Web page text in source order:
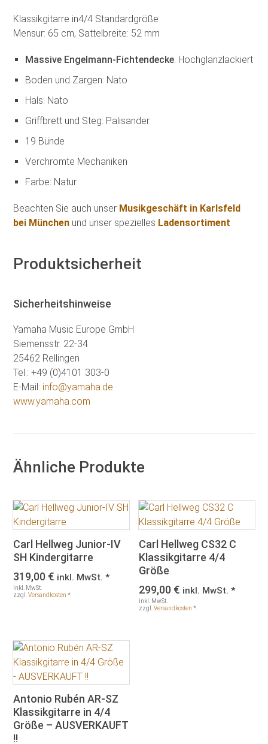
Klassikgitarre in4/4 Standardgröße
Mensur: 65 cm, Sattelbreite: 52 mm
Massive Engelmann-Fichtendecke. Hochglanzlackiert
Boden und Zargen: Nato
Hals: Nato
Griffbrett und Steg: Palisander
19 Bünde
Verchromte Mechaniken
Farbe: Natur
Beachten Sie auch unser Musikgeschäft in Karlsfeld
bei München und unser spezielles Ladensortiment
Produktsicherheit
Sicherheitshinweise
Yamaha Music Europe GmbH
Siemensstr. 22-34
25462 Rellingen
Tel.: +49 (0)4101 303-0
E-Mail: info@yamaha.de
www.yamaha.com
Ähnliche Produkte
Carl Hellweg Junior-IV
SH Kindergitarre
319,00 € inkl. MwSt. *
inkl. MwSt.
zzgl.Versandkosten *
Carl Hellweg CS32 C
Klassikgitarre 4/4
Größe
299,00 € inkl. MwSt. *
inkl. MwSt.
zzgl.Versandkosten *
Antonio Rubén AR-SZ
Klassikgitarre in 4/4
Größe – AUSVERKAUFT
!!